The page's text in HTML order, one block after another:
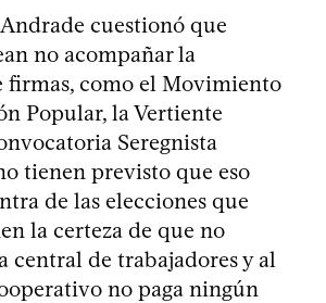
cuestionó que
no acompañar la
firmas, como el Movimiento
Popular, la Vertiente
Seregnista
tienen previsto que eso
de las elecciones que
la certeza de que no
central de trabajadores y al
no paga ningún